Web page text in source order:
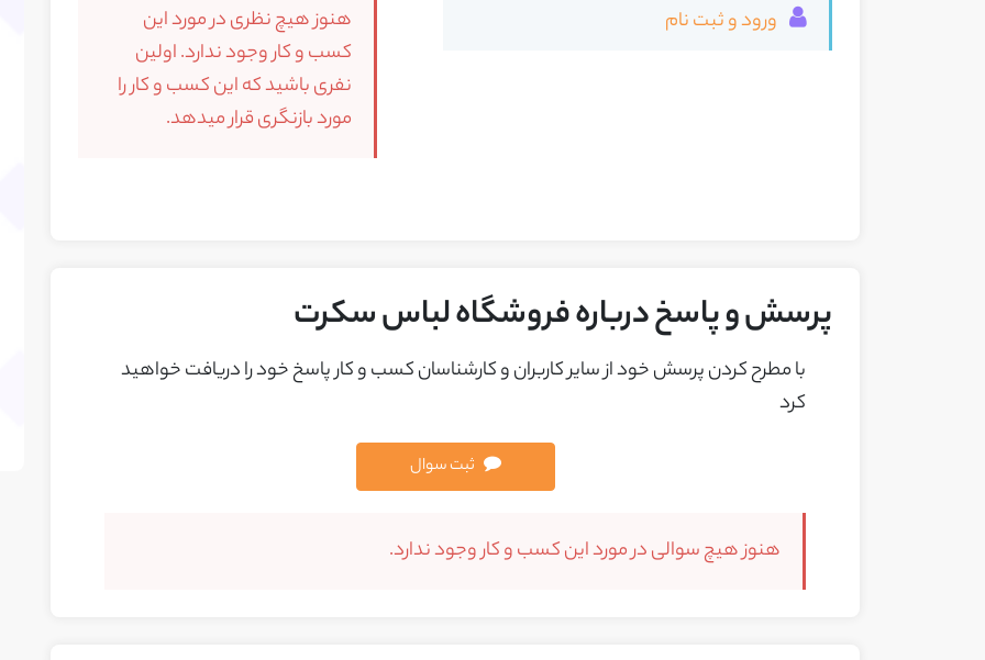
ورود و ثبت نام
هنوز هیچ نظری در مورد این
کسب و کار وجود ندارد. اولین
نفری باشید که این کسب و کار را
مورد بازنگری قرار میدهد.
پرسش و پاسخ درباره فروشگاه لباس سکرت
با مطرح کردن پرسش خود از ساير کاربران و کارشناسان کسب و کار پاسخ خود را دريافت خواهيد
کرد
ثبت سوال
هنوز هیچ سوالی در مورد این کسب و کار وجود ندارد.